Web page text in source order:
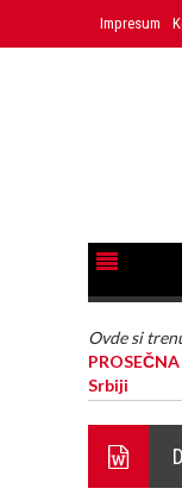
Impresum
Ovde si
Srbiji